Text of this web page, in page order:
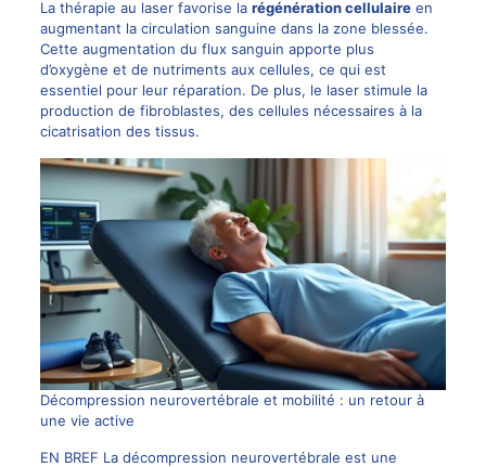
La thérapie au laser favorise la régénération cellulaireen
augmentant la circulation sanguine dans la zone blessée.
Cette augmentation du flux sanguin apporte plus
d’oxygène et de nutriments aux cellules, ce qui est
essentiel pour leur réparation. De plus, le laser stimule la
production de fibroblastes, des cellules nécessaires à la
cicatrisation des tissus.
Décompression neurovertébrale et mobilité : un retour à
une vie active
EN BREF La décompression neurovertébrale est une